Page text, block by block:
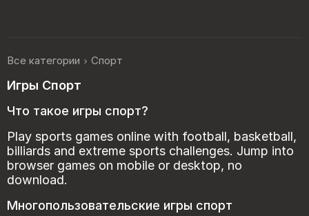
Все категории Спорт
Игры Спорт
Что такое игры спорт?
Play sports games online with football, basketball,
billiards and extreme sports challenges. Jump into
browser games on mobile or desktop, no
download.
Многопользовательские игры спорт